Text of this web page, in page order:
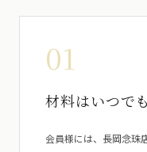
01
材料はいつで
会員様には、長岡念珠